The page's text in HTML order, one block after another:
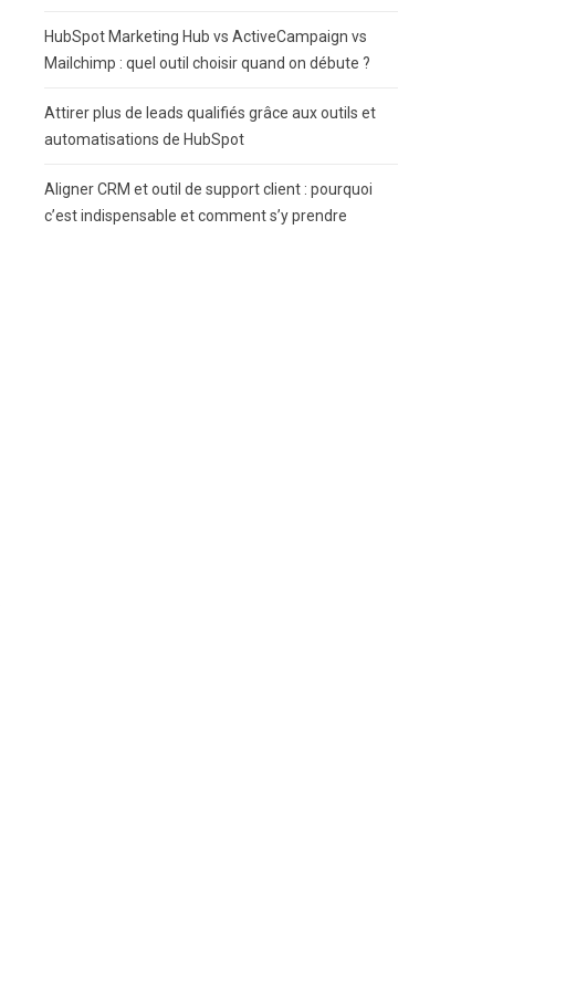
HubSpot Marketing Hub vs ActiveCampaign vs
Mailchimp : quel outil choisir quand on débute ?
Attirer plus de leads qualifiés grâce aux outils et
automatisations de HubSpot
Aligner CRM et outil de support client : pourquoi
c’est indispensable et comment s’y prendre